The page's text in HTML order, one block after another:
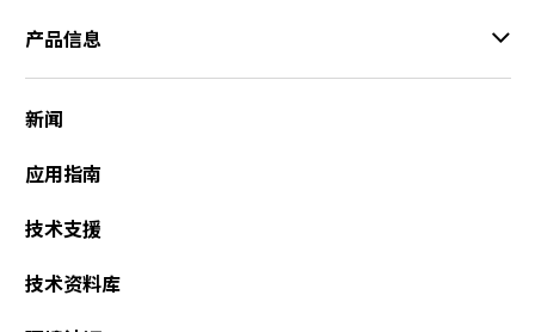
产品信息
新闻
应用指南
技术支援
技术资料库